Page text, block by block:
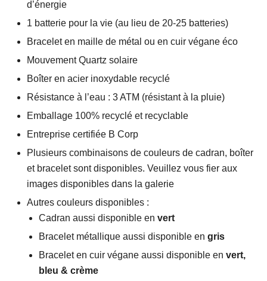
d’énergie
1 batterie pour la vie (au lieu de 20-25 batteries)
Bracelet en maille de métal ou en cuir végane éco
Mouvement Quartz solaire
Boîter en acier inoxydable recyclé
Résistance à l’eau : 3 ATM (résistant à la pluie)
Emballage 100% recyclé et recyclable
Entreprise certifiée B Corp
Plusieurs combinaisons de couleurs de cadran, boîter
et bracelet sont disponibles. Veuillez vous fier aux
images disponibles dans la galerie
Autres couleurs disponibles :
Cadran aussi disponible en vert
Bracelet métallique aussi disponible en gris
Bracelet en cuir végane aussi disponible en vert,
bleu & crème